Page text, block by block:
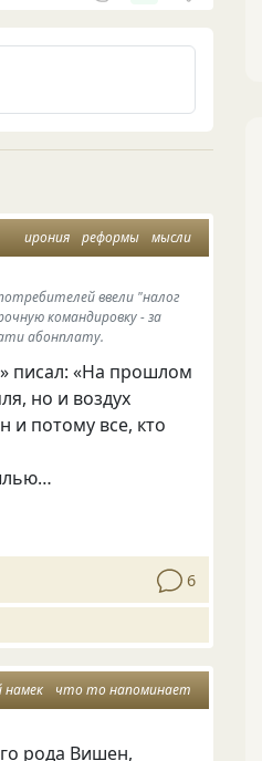
ирония реформы мысли
ввели "налог
командировку - за
абонплату.
писал: «На прошлом
но и воздух
и потому все, кто
6
намек что то напоминает
рода Вишен,